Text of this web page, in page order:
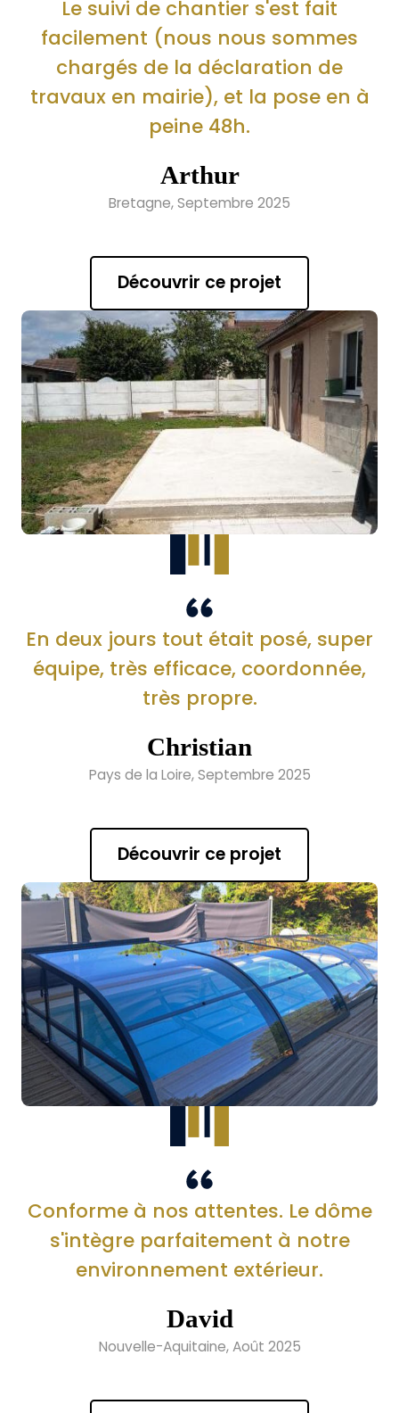
Le suivi de chantier s'est fait
facilement (nous nous sommes
chargés de la déclaration de
travaux en mairie), et la pose en à
peine 48h.
Arthur
Bretagne, Septembre 2025
Découvrir ce projet
En deux jours tout était posé, super
équipe, très efficace, coordonnée,
très propre.
Christian
Pays de la Loire, Septembre 2025
Découvrir ce projet
Conforme à nos attentes. Le dôme
s'intègre parfaitement à notre
environnement extérieur.
David
Nouvelle-Aquitaine, Août 2025